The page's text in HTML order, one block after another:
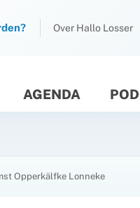
Over Hallo Losser
AGENDA
Opperkälfke Lonneke